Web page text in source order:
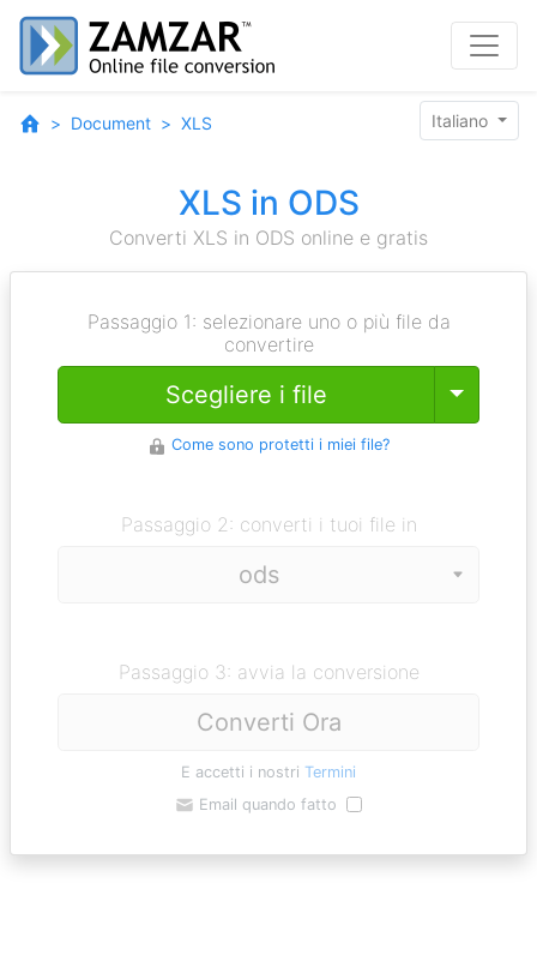
Document XLS Italiano
XLS in ODS
Converti XLS in ODS online e gratis
Passaggio 1: selezionare uno o più file da
convertire
Scegliere i file Toggle
Come sono protetti i miei file?
Passaggio 2: converti i tuoi file in
Passaggio 3: avvia la conversione
Converti Ora
E accetti i nostri Termini
Email quando fatto